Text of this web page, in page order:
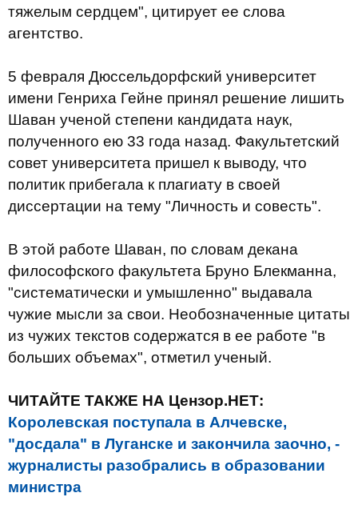
тяжелым сердцем", цитирует ее слова
агентство.
5 февраля Дюссельдорфский университет
имени Генриха Гейне принял решение лишить
Шаван ученой степени кандидата наук,
полученного ею 33 года назад. Факультетский
совет университета пришел к выводу, что
политик прибегала к плагиату в своей
диссертации на тему "Личность и совесть".
В этой работе Шаван, по словам декана
философского факультета Бруно Блекманна,
"систематически и умышленно" выдавала
чужие мысли за свои. Необозначенные цитаты
из чужих текстов содержатся в ее работе "в
больших объемах", отметил ученый.
ЧИТАЙТЕ ТАКЖЕ НА Цензор.НЕТ:
Королевская поступала в Алчевске,
"досдала" в Луганске и закончила заочно, -
журналисты разобрались в образовании
министра